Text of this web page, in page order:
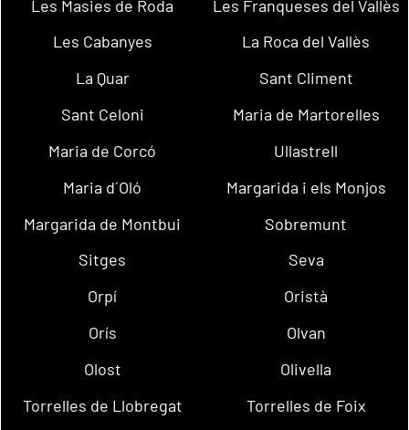
Les Masies de Roda
Les Franqueses del Vallès
Les Cabanyes
La Roca del Vallès
La Quar
Sant Climent
Sant Celoni
Maria de Martorelles
Maria de Corcó
Ullastrell
Maria d´Oló
Margarida i els Monjos
Margarida de Montbui
Sobremunt
Sitges
Seva
Orpí
Oristà
Orís
Olvan
Olost
Olivella
Torrelles de Llobregat
Torrelles de Foix